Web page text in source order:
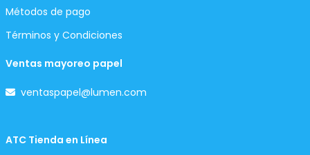
Métodos de pago
Términos y Condiciones
Ventas mayoreo papel
ventaspapel@lumen.com
ATC Tienda en Línea